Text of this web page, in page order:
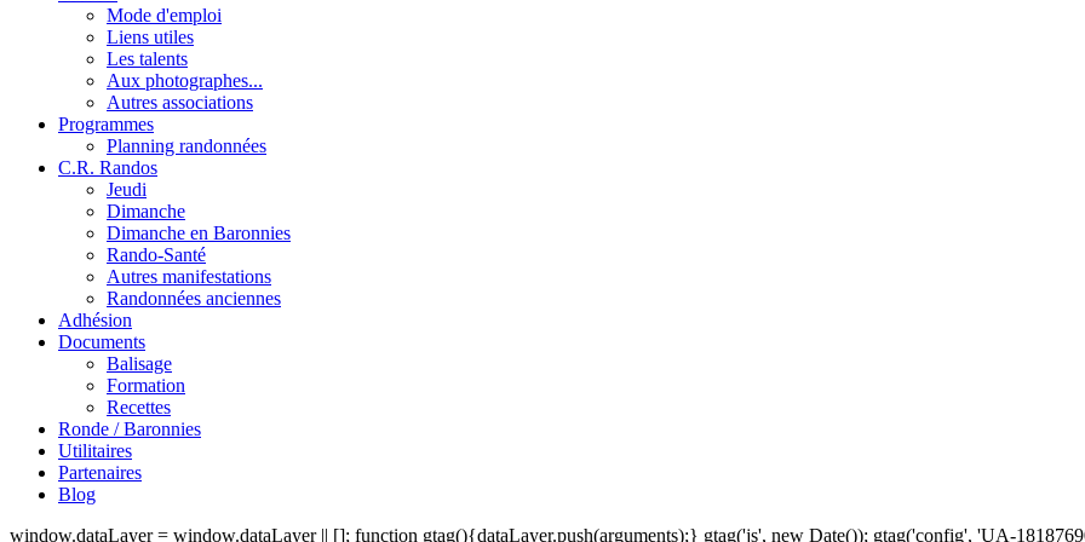
Mode d'emploi
Liens utiles
Les talents
Aux photographes...
Autres associations
Programmes
Planning randonnées
C.R. Randos
Jeudi
Dimanche
Dimanche en Baronnies
Rando-Santé
Autres manifestations
Randonnées anciennes
Adhésion
Documents
Balisage
Formation
Recettes
Ronde / Baronnies
Utilitaires
Partenaires
Blog
window.dataLayer = window.dataLayer || []; function gtag(){dataLayer.push(arguments);} gtag('js', new Date()); gtag('config', 'UA-